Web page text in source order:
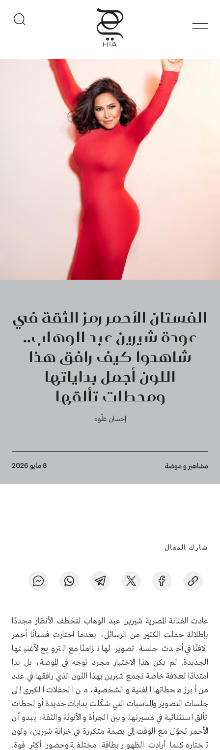
الفستان الأحمر رمز الثقة في
عودة شيرين عبد الوهاب..
شاهدوا كيف رافق هذا
اللون أجمل بداياتها
ومحطات تألقها
إحسان علّوه
Breadcrumb
مشاهير و موضة 8 مايو 2026
شارك المقال
عادت الفنانة المصرية شيرين عبد الوهاب لتخطف الأنظار مجددًا
بإطلالة حملت الكثير من الرسائل، بعدما اختارت فستانًا أحمر
لافتًا في أحدث جلسة تصوير لها تزامنًا مع الترويج لأغنيتها
الجديدة. لم يكن هذا الاختيار مجرد توجه في الموضة، بل بدا
امتدادًا لعلاقة خاصة تجمع شيرين بهذا اللون الذي رافقها في عدد
من أبرز محطاتها الفنية والشخصية، من الحفلات الكبرى إلى
جلسات التصوير والمناسبات التي شكّلت بدايات جديدة أو لحظات
تألق استثنائية في مسيرتها. وبين الجرأة والأنوثة والثقة، يبدو أن
الأحمر تحوّل مع الوقت إلى بصمة متكررة في خزانة شيرين، ولون
تختاره كلما أرادت الظهور بطاقة مختلفة وحضور أكثر قوة.